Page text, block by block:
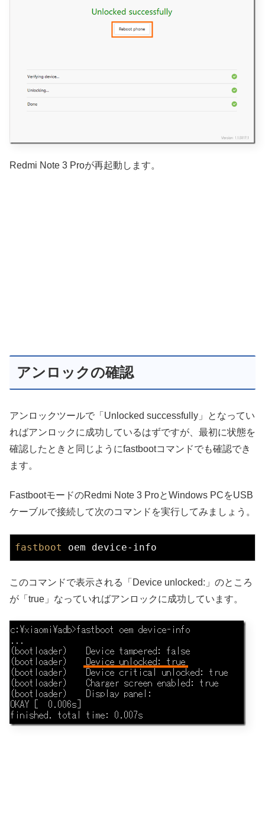
Redmi Note 3 Proが再起動します。
アンロックの確認
アンロックツールで「Unlocked successfully」となってい
ればアンロックに成功しているはずですが、最初に状態を
確認したときと同じようにfastbootコマンドでも確認でき
ます。
FastbootモードのRedmi Note 3 ProとWindows PCをUSB
ケーブルで接続して次のコマンドを実行してみましょう。
fastboot oem device- info
このコマンドで表示される「Device unlocked:」のところ
が「true」なっていればアンロックに成功しています。